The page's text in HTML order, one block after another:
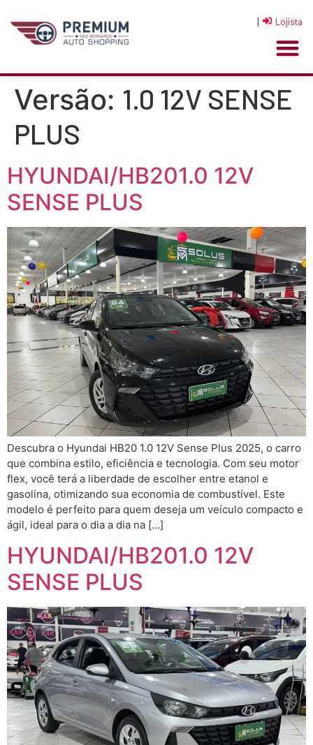
| Lojista
Versão: 1.0 12V SENSE
PLUS
HYUNDAI/HB201.0 12V
SENSE PLUS
Descubra o Hyundai HB20 1.0 12V Sense Plus 2025, o carro
que combina estilo, eficiência e tecnologia. Com seu motor
flex, você terá a liberdade de escolher entre etanol e
gasolina, otimizando sua economia de combustível. Este
modelo é perfeito para quem deseja um veículo compacto e
ágil, ideal para o dia a dia na […]
HYUNDAI/HB201.0 12V
SENSE PLUS